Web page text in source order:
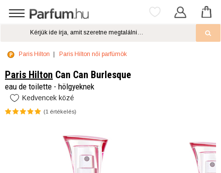
Paris Hilton Paris Hilton női parfümök
Paris Hilton Can Can Burlesque
eau de toilette - hölgyeknek
Kedvencek közé
(1 értékelés)